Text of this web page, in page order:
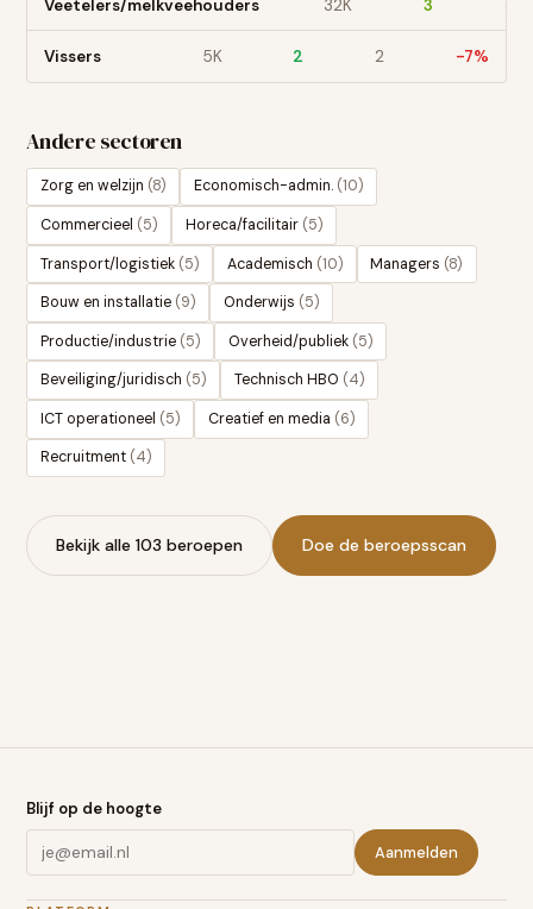
Veetelers/melkveehouders 32K 3
Vissers 5K 2 2 -7%
Andere sectoren
Zorg en welzijn (8) Economisch-admin. (10)
Commercieel (5) Horeca/facilitair (5)
Transport/logistiek (5) Academisch (10) Managers (8)
Bouw en installatie (9) Onderwijs (5)
Productie/industrie (5) Overheid/publiek (5)
Beveiliging/juridisch (5) Technisch HBO (4)
ICT operationeel (5) Creatief en media (6)
Recruitment (4)
Bekijk alle 103 beroepen Doe de beroepsscan
Blijf op de hoogte
Aanmelden